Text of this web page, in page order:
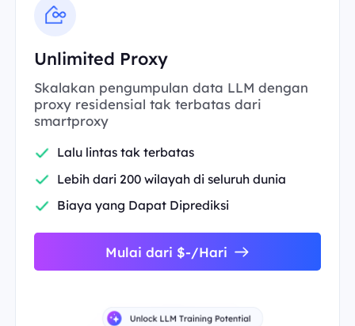
Unlimited Proxy
Skalakan pengumpulan data LLM dengan
proxy residensial tak terbatas dari
smartproxy
Lalu lintas tak terbatas
Lebih dari 200 wilayah di seluruh dunia
Biaya yang Dapat Diprediksi
Mulai dari $-/Hari